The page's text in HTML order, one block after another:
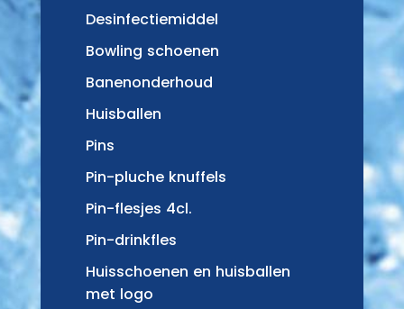
Desinfectiemiddel
Bowling schoenen
Banenonderhoud
Huisballen
Pins
Pin-pluche knuffels
Pin-flesjes 4cl.
Pin-drinkfles
Huisschoenen en huisballen
met logo